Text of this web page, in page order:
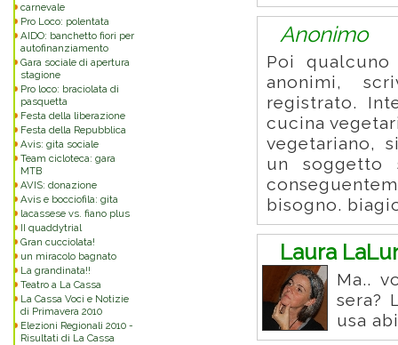
carnevale
Pro Loco: polentata
AIDO: banchetto fiori per
autofinanziamento
Gara sociale di apertura
stagione
Pro loco: braciolata di
pasquetta
Festa della liberazione
Festa della Repubblica
Avis: gita sociale
Team cicloteca: gara
MTB
AVIS: donazione
Avis e bocciofila: gita
lacassese vs. fiano plus
II quaddytrial
Gran cucciolata!
un miracolo bagnato
La grandinata!!
Teatro a La Cassa
La Cassa Voci e Notizie
di Primavera 2010
Elezioni Regionali 2010 -
Risultati di La Cassa
Anonimo
Poi
anonimi,
registrato.
cucina
vegetariano,
un
bisogno.
Laura
Ma..
sera?
usa